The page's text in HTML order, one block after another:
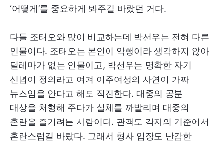
‘어떻게’를 중요하게 봐주길 바랐던 거다.
다들 조태오와 많이 비교하는데 박선우는 전혀 다른
인물이다. 조태오는 본인이 악행이라 생각하지 않아
딜레마가 없는 인물이고, 박선우는 명확한 자기
신념이 정의라고 여겨 이주여성의 사연이 가짜
뉴스임을 안다고 해도 직진한다. 대중의 공분
대상을 처형해 주다가 실체를 까발리며 대중의
혼란을 즐기려는 사람이다. 관객도 각자의 기준에서
혼란스럽길 바랐다. 그래서 형사 입장도 난감한